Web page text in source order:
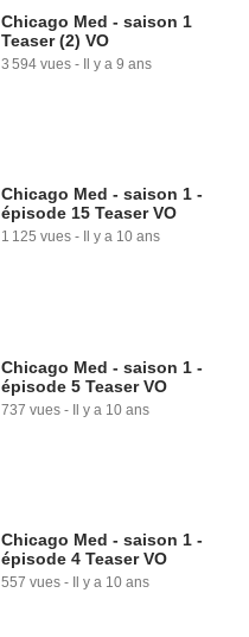
Chicago Med - saison 1
Teaser (2) VO
3 594 vues - Il y a 9 ans
Chicago Med - saison 1 -
épisode 15 Teaser VO
1 125 vues - Il y a 10 ans
Chicago Med - saison 1 -
épisode 5 Teaser VO
737 vues - Il y a 10 ans
Chicago Med - saison 1 -
épisode 4 Teaser VO
557 vues - Il y a 10 ans